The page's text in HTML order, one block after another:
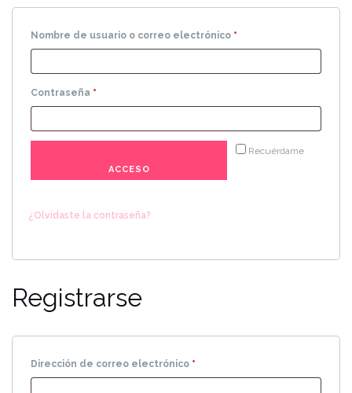
Nombre de usuario o correo electrónico *
Contraseña *
Recuérdame
ACCESO
¿Olvidaste la contraseña?
Registrarse
Dirección de correo electrónico *